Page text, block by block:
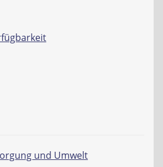
und Umwelt